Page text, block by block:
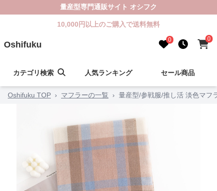
量産型専門通販サイト オシフク
10,000円以上のご購入で送料無料
Oshifuku 0 0
カテゴリ検索 人気ランキング セール商品
Oshifuku TOP › マフラーの一覧 › 量産型/参戦服/推し活 淡色マフ